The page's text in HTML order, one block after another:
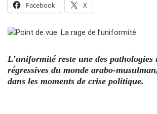
Facebook X
L’uniformité reste une des pathologies
régressives du monde arabo-
dans les moments de crise politique.